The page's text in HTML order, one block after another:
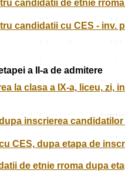
candidatii de etnie
candidatii cu CES - inv.
a II-a de admitere
la clasa a IX-a, liceu, zi,
inscrierea
CES, dupa etapa de
de etnie rroma dupa